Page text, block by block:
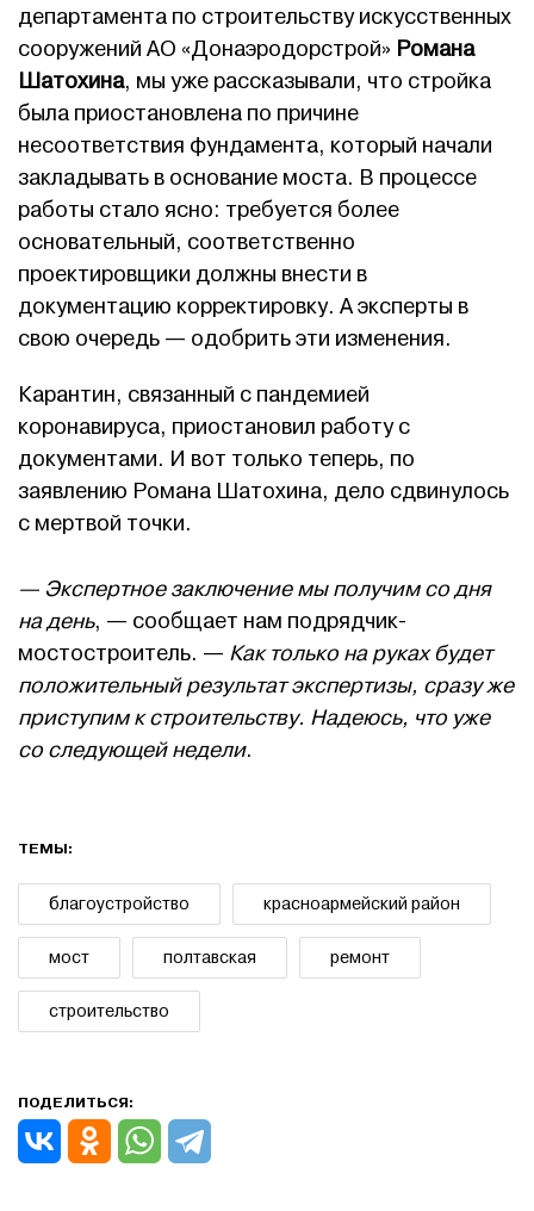
департамента по строительству искусственных
сооружений АО «Донаэродорстрой» Романа
Шатохина, мы уже рассказывали, что стройка
была приостановлена по причине
несоответствия фундамента, который начали
закладывать в основание моста. В процессе
работы стало ясно: требуется более
основательный, соответственно
проектировщики должны внести в
документацию корректировку. А эксперты в
свою очередь — одобрить эти изменения.
Карантин, связанный с пандемией
коронавируса, приостановил работу с
документами. И вот только теперь, по
заявлению Романа Шатохина, дело сдвинулось
с мертвой точки.
— Экспертное заключение мы получим со дня
на день, — сообщает нам подрядчик-
мостостроитель. — Как только на руках будет
положительный результат экспертизы, сразу же
приступим к строительству. Надеюсь, что уже
со следующей недели.
ТЕМЫ:
благоустройство красноармейский район
мост полтавская ремонт
строительство
ПОДЕЛИТЬСЯ: